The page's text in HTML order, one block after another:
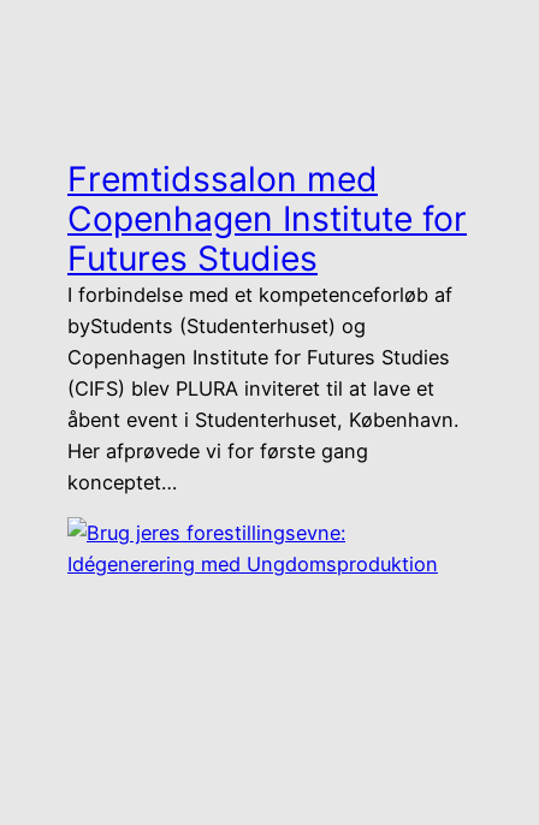
Fremtidssalon med
Copenhagen Institute for
Futures Studies
I forbindelse med et kompetenceforløb af
byStudents (Studenterhuset) og
Copenhagen Institute for Futures Studies
(CIFS) blev PLURA inviteret til at lave et
åbent event i Studenterhuset, København.
Her afprøvede vi for første gang
konceptet…